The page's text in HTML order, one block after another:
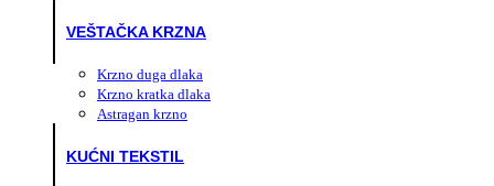
VEŠTAČKA KRZNA
Krzno duga dlaka
Krzno kratka dlaka
Astragan krzno
KUĆNI TEKSTIL